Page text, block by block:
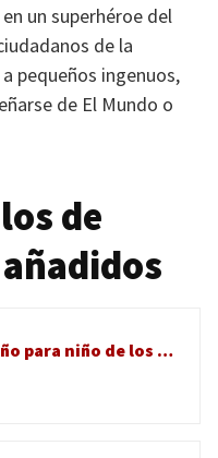
un superhéroe del
de la
pequeños ingenuos,
de El Mundo o
de
Marvel Traje de baño para niño de los Vengadores, para la playa, la piscina, slip o parisina para niño de 4 a 10 años, bañador elástico de secado rápido superhéroes, Parigamba 18017 Rojo, 6 años